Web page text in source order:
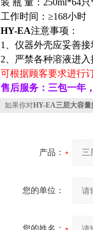
装 瓶 量：250ml*64
工作时间：≥168小时
HY-EA注意事项：
1
、仪器外壳应妥善
2 、严禁各种溶液进
可根据顾客要求进行
售后服务：三包一年
如果你对HY-EA三层大容量
产品：
您的单位：